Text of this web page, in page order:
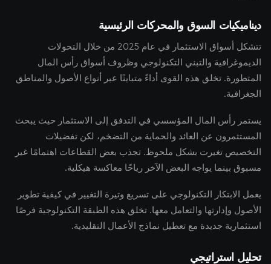
ديناميكيات السوق والمحركات الرئيسية
تتشكل أسواق الاستثمار في عام 2025 من خلال التحولات
الديموغرافية والتبني التكنولوجي وظروف أسواق رأس المال
المتطورة. تخلق هذه القوى أداءً متباينًا عبر أنواع الأصول والمناطق
الجغرافية.
يستمر رأس المال المؤسسي في التدفق إلى الاستثمار حيث يبحث
المستثمرون عن العائد والحماية من التضخم، لكن تفضيلات
التخصيص تغيرت بشكل ملحوظ. تجذب بعض القطاعات اهتمامًا غير
مسبوق بينما يواجه البعض الآخر رياحًا معاكسة هيكلية.
يعمل الابتكار التكنولوجي على تسريع وتيرة التغيير في كيفية تطوير
الأصول وإدارتها والتعامل معها. تخلق هذه الطبقة التكنولوجية فرصًا
استثمارية جديدة مع تعطيل نماذج الأعمال التقليدية.
تحليل استراتيجي